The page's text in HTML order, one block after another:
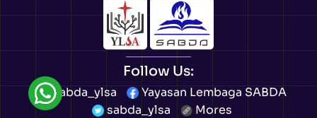
Follow Us:
sabda_ylsa
Yayasan Lembaga SABDA
sabda_ylsa
Mores